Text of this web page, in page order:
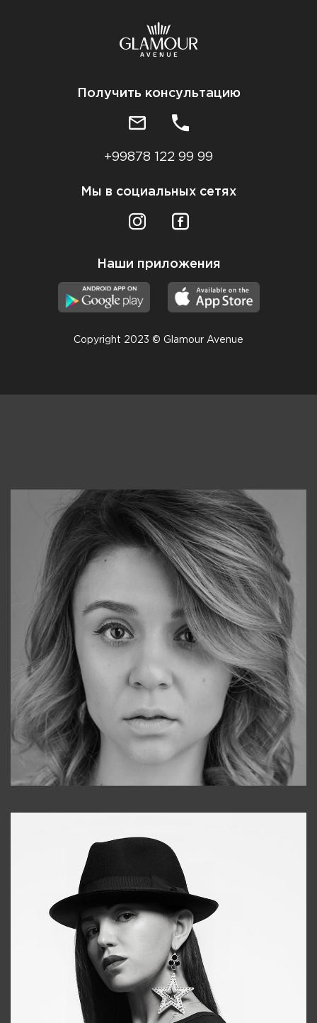
Получить консультацию
+99878 122 99 99
Мы в социальных сетях
Наши приложения
Copyright 2023 © Glamour Avenue